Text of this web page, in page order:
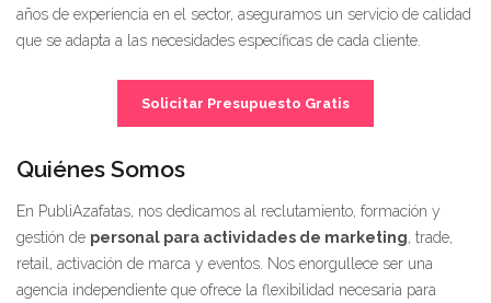
años de experiencia en el sector, aseguramos un servicio de calidad
que se adapta a las necesidades específicas de cada cliente.
Solicitar Presupuesto Gratis
Quiénes Somos
En PubliAzafatas, nos dedicamos al reclutamiento, formación y
gestión de personal para actividades de marketing, trade,
retail, activación de marca y eventos. Nos enorgullece ser una
agencia independiente que ofrece la flexibilidad necesaria para